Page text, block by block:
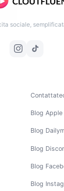
sociale,
Blog
Blog
Blog
Blog
Blog